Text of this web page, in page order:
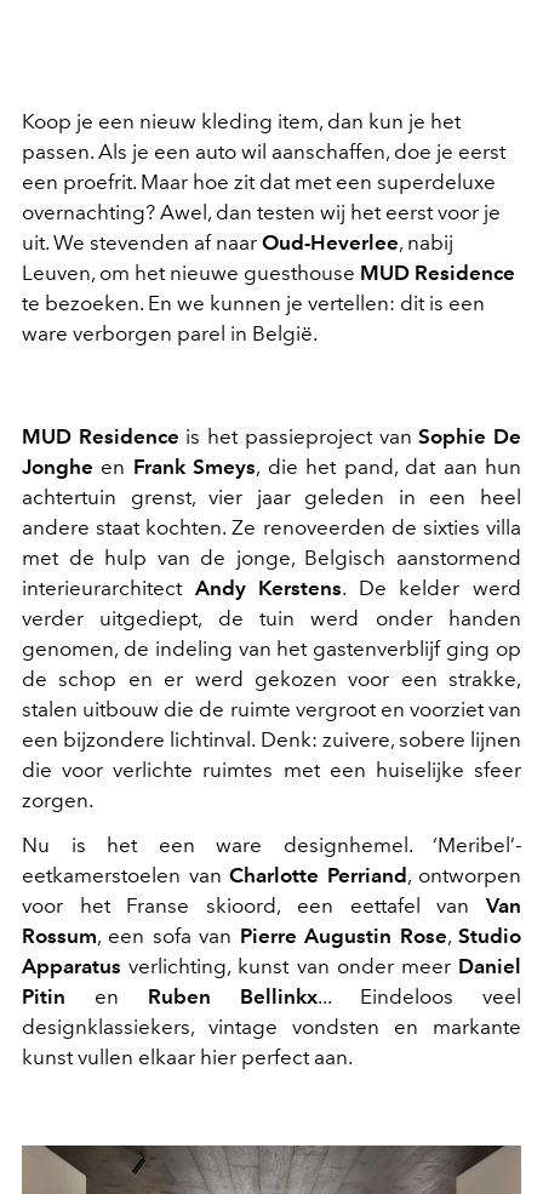
Koop je een nieuw kleding item, dan kun je het
passen. Als je een auto wil aanschaffen, doe je eerst
een proefrit. Maar hoe zit dat met een superdeluxe
overnachting? Awel, dan testen wij het eerst voor je
uit. We stevenden af naar Oud-Heverlee, nabij
Leuven, om het nieuwe guesthouse MUD Residence
te bezoeken. En we kunnen je vertellen: dit is een
ware verborgen parel in België.
MUD Residence is het passieproject vanSophie De
Jonghe en Frank Smeys, die het pand, dat aan hun
achtertuin grenst, vier jaar geleden in een heel
andere staat kochten. Ze renoveerden de sixties villa
met de hulp van de jonge, Belgisch aanstormend
interieurarchitect Andy Kerstens. De kelder werd
verder uitgediept, de tuin werd onder handen
genomen, de indeling van het gastenverblijf ging op
de schop en er werd gekozen voor een strakke,
stalen uitbouw die de ruimte vergroot en voorziet van
een bijzondere lichtinval. Denk: zuivere, sobere lijnen
die voor verlichte ruimtes met een huiselijke sfeer
zorgen.
Nu is het een ware designhemel. ‘Meribel’-
eetkamerstoelen van Charlotte Perriand, ontworpen
voor het Franse skioord, een eettafel van Van
Rossum, een sofa van Pierre Augustin Rose,Studio
Apparatus verlichting, kunst van onder meer Daniel
Pitin en Ruben Bellinkx... Eindeloos veel
designklassiekers, vintage vondsten en markante
kunst vullen elkaar hier perfect aan.